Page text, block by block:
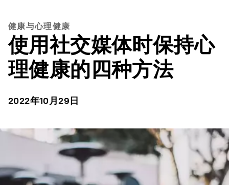
健康与心理健康
使用社交媒体时保持心
理健康的四种方法
2022年10月29日